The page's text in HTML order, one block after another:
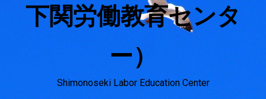
下関労働教育センタ
ー）
Shimonoseki Labor Education Center